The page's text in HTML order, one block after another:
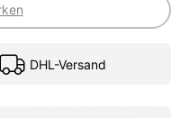
DHL-Versand